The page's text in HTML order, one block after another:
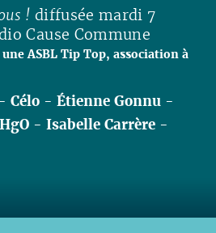
! diffusée mardi 7
Cause Commune
ASBL Tip Top, association à
Célo -Étienne Gonnu -
HgO -Isabelle Carrère -